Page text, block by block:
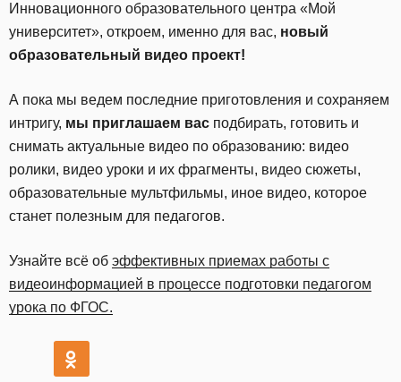
Инновационного образовательного центра «Мой
университет», откроем, именно для вас, новый
образовательный видео проект!
А пока мы ведем последние приготовления и сохраняем
интригу, мы приглашаем вас подбирать, готовить и
снимать актуальные видео по образованию: видео
ролики, видео уроки и их фрагменты, видео сюжеты,
образовательные мультфильмы, иное видео, которое
станет полезным для педагогов.
Узнайте всё об эффективных приемах работы с
видеоинформацией в процессе подготовки педагогом
урока по ФГОС.